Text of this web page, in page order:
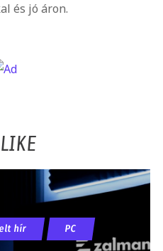
és jó áron.
hír PC